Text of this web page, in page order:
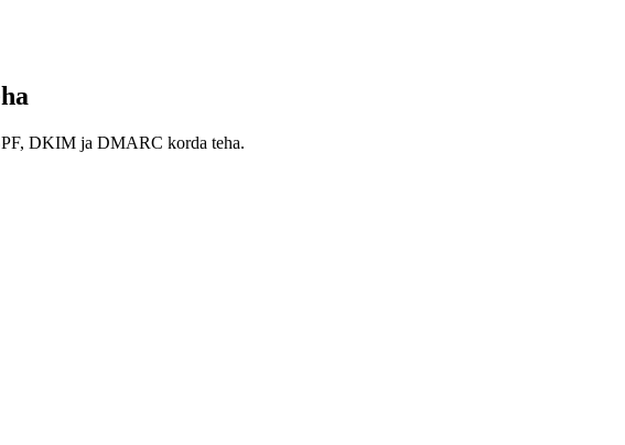
DKIM ja DMARC korda teha.